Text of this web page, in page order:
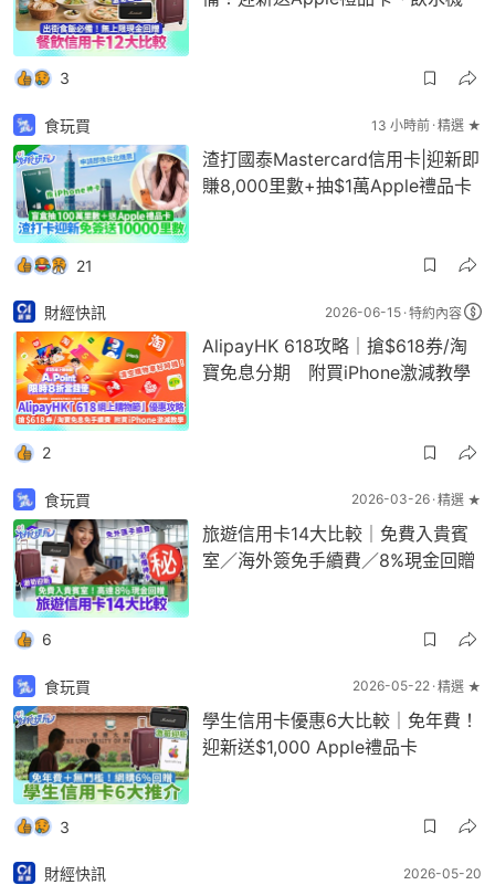
3
食玩買 13 小時前 精選 ★
渣打國泰Mastercard信用卡|迎新即
賺8,000里數+抽$1萬Apple禮品卡
21
財經快訊 2026-06-15 特約內容
AlipayHK 618攻略｜搶$618券/淘
寶免息分期 附買iPhone激減教學
2
食玩買 2026-03-26 精選 ★
旅遊信用卡14大比較｜免費入貴賓
室／海外簽免手續費／8%現金回贈
6
食玩買 2026-05-22 精選 ★
學生信用卡優惠6大比較｜免年費！
迎新送$1,000 Apple禮品卡
3
財經快訊 2026-05-20